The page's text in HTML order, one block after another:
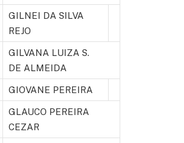
GILNEI DA SILVA
REJO
GILVANA LUIZA S.
DE ALMEIDA
GIOVANE PEREIRA
GLAUCO PEREIRA
CEZAR